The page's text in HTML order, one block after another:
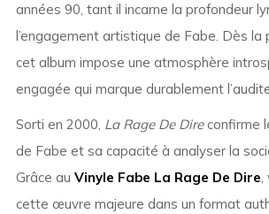
années 90, tant il incarne la profondeur
l’engagement artistique de Fabe. Dès la
cet album impose une atmosphère
engagée qui marque durablement
Sorti en 2000, La Rage De Direconfirme
de Fabe et sa capacité à analyser la
Grâce au Vinyle Fabe La Rage De Dire,
cette œuvre majeure dans un format